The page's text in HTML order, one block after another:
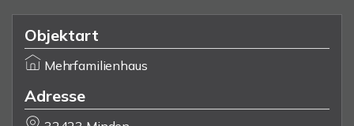
Objektart
Mehrfamilienhaus
Adresse